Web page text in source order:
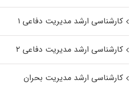
کارشناسی ارشد مدیریت دفاعی ۱
کارشناسی ارشد مدیریت دفاعی ۲
کارشناسی ارشد مدیریت بحران